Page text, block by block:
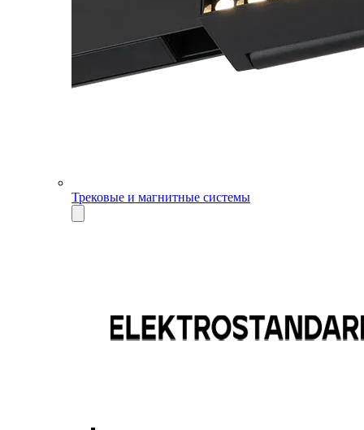
Трековые и магнитные системы